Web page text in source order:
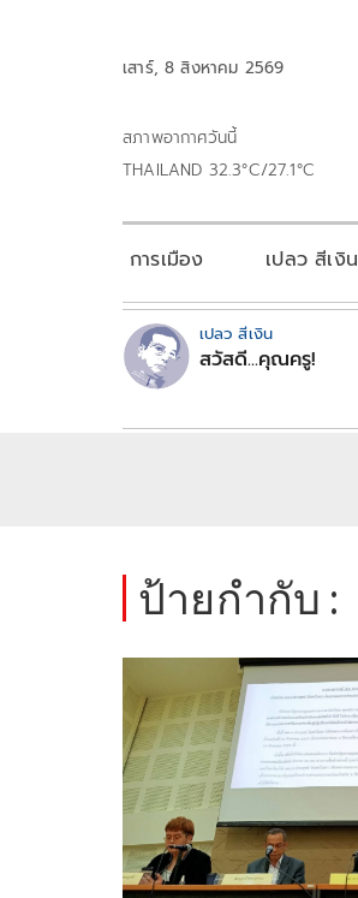
เสาร์, 8 สิงหาคม 2569
สภาพอากาศวันนี้
THAILAND 32.3°C/27.1°C
การเมือง เปลว สีเงิน
เปลว สีเงิน
สวัสดี...คุณครู!
ป้ายกำกับ :